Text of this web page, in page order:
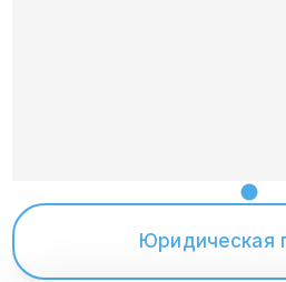
Юридическая